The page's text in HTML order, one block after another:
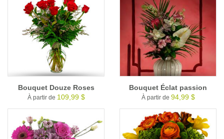
Bouquet Douze Roses
À partir de 109,99 $
Bouquet Éclat passion
À partir de 94,99 $